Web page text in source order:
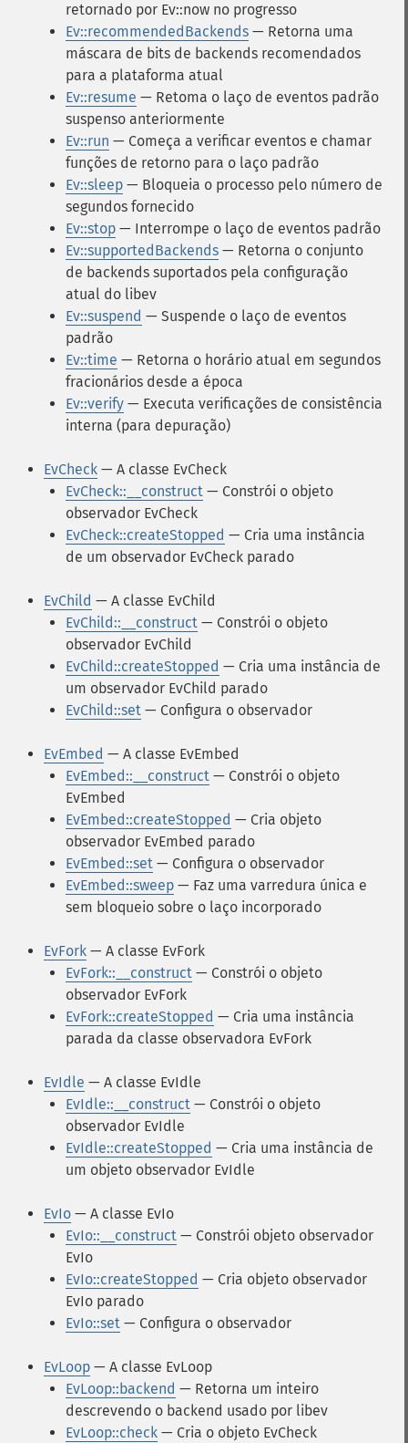
retornado por Ev::now no progresso
Ev::recommendedBackends — Retorna uma
máscara de bits de backends recomendados
para a plataforma atual
Ev::resume — Retoma o laço de eventos padrão
suspenso anteriormente
Ev::run — Começa a verificar eventos e chamar
funções de retorno para o laço padrão
Ev::sleep — Bloqueia o processo pelo número de
segundos fornecido
Ev::stop — Interrompe o laço de eventos padrão
Ev::supportedBackends — Retorna o conjunto
de backends suportados pela configuração
atual do libev
Ev::suspend — Suspende o laço de eventos
padrão
Ev::time — Retorna o horário atual em segundos
fracionários desde a época
Ev::verify — Executa verificações de consistência
interna (para depuração)
EvCheck — A classe EvCheck
EvCheck::__construct — Constrói o objeto
observador EvCheck
EvCheck::createStopped — Cria uma instância
de um observador EvCheck parado
EvChild — A classe EvChild
EvChild::__construct — Constrói o objeto
observador EvChild
EvChild::createStopped — Cria uma instância de
um observador EvChild parado
EvChild::set — Configura o observador
EvEmbed — A classe EvEmbed
EvEmbed::__construct — Constrói o objeto
EvEmbed
EvEmbed::createStopped — Cria objeto
observador EvEmbed parado
EvEmbed::set — Configura o observador
EvEmbed::sweep — Faz uma varredura única e
sem bloqueio sobre o laço incorporado
EvFork — A classe EvFork
EvFork::__construct — Constrói o objeto
observador EvFork
EvFork::createStopped — Cria uma instância
parada da classe observadora EvFork
EvIdle — A classe EvIdle
EvIdle::__construct — Constrói o objeto
observador EvIdle
EvIdle::createStopped — Cria uma instância de
um objeto observador EvIdle
EvIo — A classe EvIo
EvIo::__construct — Constrói objeto observador
EvIo
EvIo::createStopped — Cria objeto observador
EvIo parado
EvIo::set — Configura o observador
EvLoop — A classe EvLoop
EvLoop::backend — Retorna um inteiro
descrevendo o backend usado por libev
EvLoop::check — Cria o objeto EvCheck